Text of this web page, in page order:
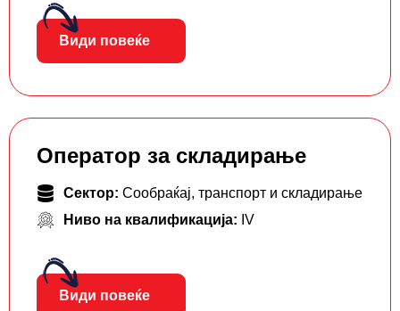
Види повеќе
Оператор за складирање
Сектор: Сообраќај, транспорт и складирање
Ниво на квалификација: IV
Види повеќе